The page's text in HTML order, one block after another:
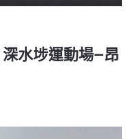
深水埗運動場—昂